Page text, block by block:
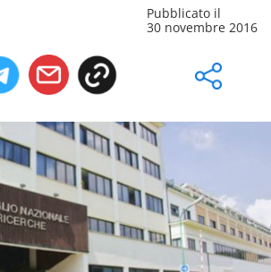
Pubblicato il
30 novembre 2016